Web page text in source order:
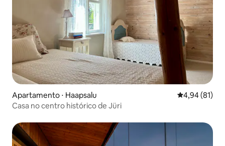
Apartamento ⋅ Haapsalu 4,94 de uma
4,94 (81)
Casa no centro histórico de Jüri